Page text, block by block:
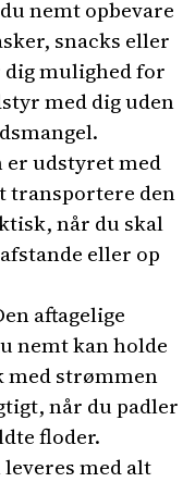
nemt opbevare
snacks eller
dig mulighed for
med dig uden
er udstyret med
transportere den
når du skal
eller op
aftagelige
nemt kan holde
med strømmen
når du padler
floder.
med alt